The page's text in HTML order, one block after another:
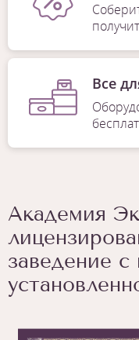
Все
Академия
заведение